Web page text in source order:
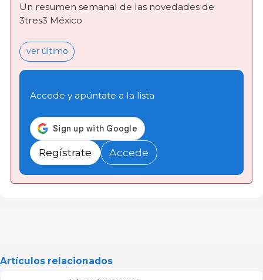
Un resumen semanal de las novedades de
3tres3 México
ver último
Accede y apúntate a la lista
Regístrate Accede
Artículos relacionados